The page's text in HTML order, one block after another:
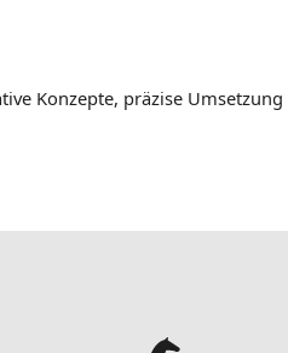
Konzepte, präzise